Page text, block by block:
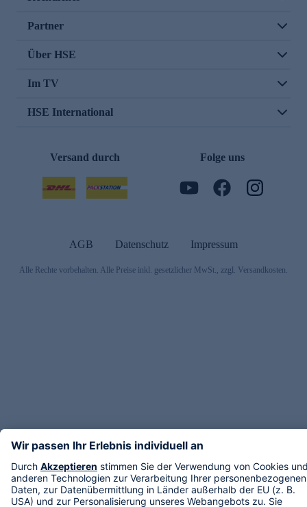
Partner
Über HSE
Im TV
HSE International
Versand durch Folge uns
AGB Datenschutz Impressum
Alle Rechte vorbehalten. Alle Preise inkl. gesetzlicher MwSt., zzgl. Versandkosten.